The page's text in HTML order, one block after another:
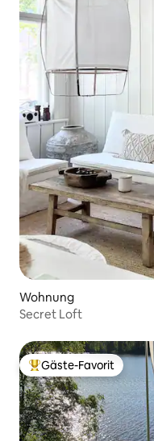
Wohnung
Secret Loft
Beliebter Gäste-Favorit.
Gäste-Favorit